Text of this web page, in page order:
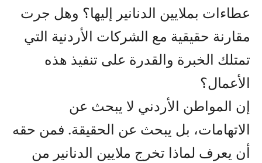
عطاءات بملايين الدنانير إليها؟ وهل جرت
مقارنة حقيقية مع الشركات الأردنية التي
تمتلك الخبرة والقدرة على تنفيذ هذه
الأعمال؟
إن المواطن الأردني لا يبحث عن
الاتهامات، بل يبحث عن الحقيقة. فمن حقه
أن يعرف لماذا تخرج ملايين الدنانير من